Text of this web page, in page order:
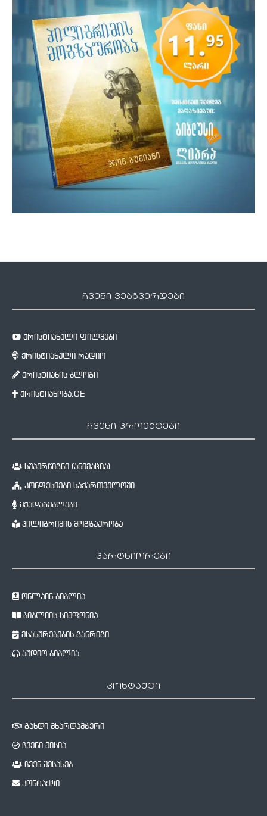
ჩვენი ვებგვერდები
ქრისტიანული ფილმები
ქრისტიანული რადიო
ქრისტიანის ბლოგი
ქრისტიანობა.GE
ჩვენი პროექტები
სუპერწიგნი (ანიმაცია)
კონფესიები საქართველოში
მქადაგებლები
პილიგრიმის მოგზაურობა
პარტნიორები
ონლაინ ბიბლია
ბიბლიის სიმფონია
მსახურებების განრიგი
აუდიო ბიბლია
კონტაქტი
გახდი მხარდამჭერი
ჩვენი მისია
ჩვენ შესახებ
კონტაქტი